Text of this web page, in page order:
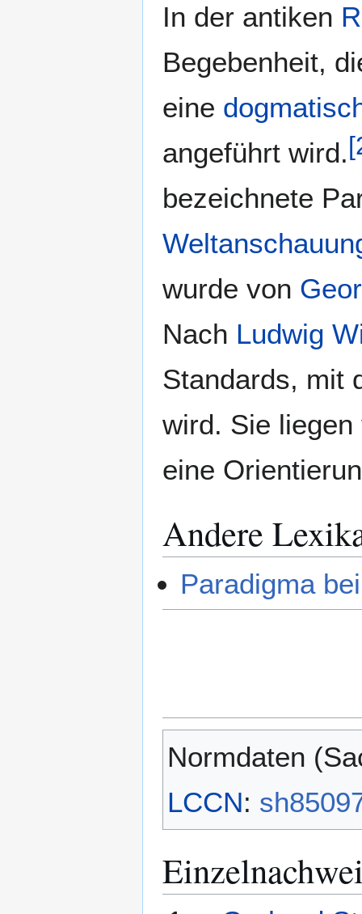
In der antiken
Begebenheit,
eine
angeführt wird.[
bezeichnete
wurde von
Nach Ludwig
Standards, mit
wird. Sie
eine
Andere
Paradigma
Normdaten
LCCN: